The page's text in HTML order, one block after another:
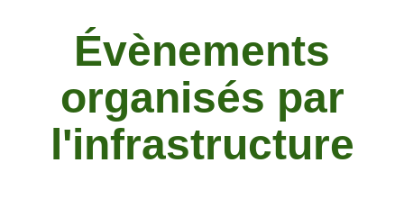
Évènements
organisés par
l'infrastructure